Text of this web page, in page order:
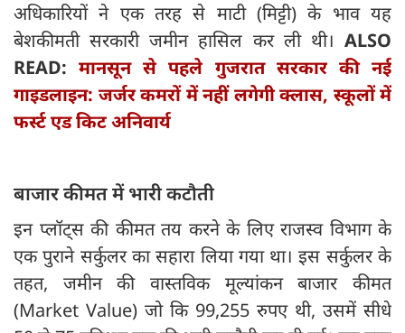
अधिकारियों ने एक तरह से माटी (मिट्टी) के भाव यह
बेशकीमती सरकारी जमीन हासिल कर ली थी। ALSO
READ:मानसून से पहले गुजरात सरकार की नई
गाइडलाइन: जर्जर कमरों में नहीं लगेगी क्लास, स्कूलों में
फर्स्ट एड किट अनिवार्य
बाजार कीमत में भारी कटौती
इन प्लॉट्स की कीमत तय करने के लिए राजस्व विभाग के
एक पुराने सर्कुलर का सहारा लिया गया था। इस सर्कुलर के
तहत, जमीन की वास्तविक मूल्यांकन बाजार कीमत
(Market Value) जो कि 99,255 रुपए थी, उसमें सीधे